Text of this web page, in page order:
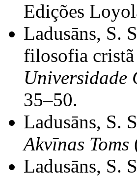
Edições
Ladusāns, S.
filosofia
Universidade
35–50.
Ladusāns, S.
Akvīnas Toms
Ladusāns, S.